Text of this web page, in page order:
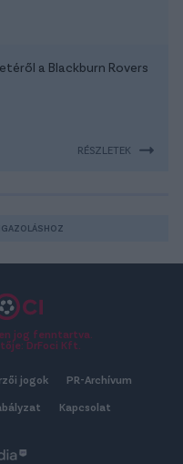
a Blackburn Rovers
RÉSZLETEK
jog fenntartva.
DrFoci Kft.
jogok PR-Archívum
Kapcsolat